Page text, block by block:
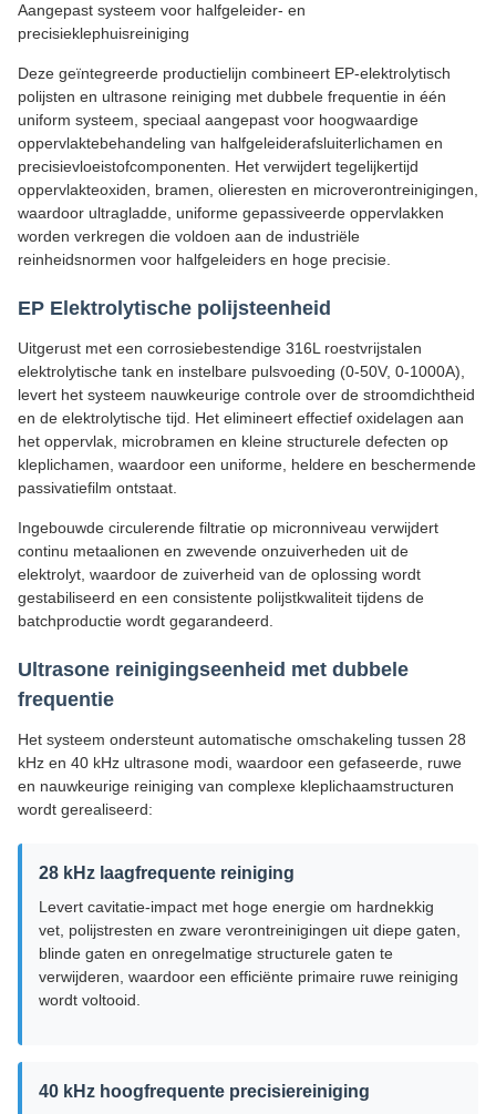
Aangepast systeem voor halfgeleider- en
precisieklephuisreiniging
Deze geïntegreerde productielijn combineert EP-elektrolytisch
polijsten en ultrasone reiniging met dubbele frequentie in één
uniform systeem, speciaal aangepast voor hoogwaardige
oppervlaktebehandeling van halfgeleiderafsluiterlichamen en
precisievloeistofcomponenten. Het verwijdert tegelijkertijd
oppervlakteoxiden, bramen, olieresten en microverontreinigingen,
waardoor ultragladde, uniforme gepassiveerde oppervlakken
worden verkregen die voldoen aan de industriële
reinheidsnormen voor halfgeleiders en hoge precisie.
EP Elektrolytische polijsteenheid
Uitgerust met een corrosiebestendige 316L roestvrijstalen
elektrolytische tank en instelbare pulsvoeding (0-50V, 0-1000A),
levert het systeem nauwkeurige controle over de stroomdichtheid
en de elektrolytische tijd. Het elimineert effectief oxidelagen aan
het oppervlak, microbramen en kleine structurele defecten op
kleplichamen, waardoor een uniforme, heldere en beschermende
passivatiefilm ontstaat.
Ingebouwde circulerende filtratie op micronniveau verwijdert
continu metaalionen en zwevende onzuiverheden uit de
elektrolyt, waardoor de zuiverheid van de oplossing wordt
gestabiliseerd en een consistente polijstkwaliteit tijdens de
batchproductie wordt gegarandeerd.
Ultrasone reinigingseenheid met dubbele
frequentie
Het systeem ondersteunt automatische omschakeling tussen 28
kHz en 40 kHz ultrasone modi, waardoor een gefaseerde, ruwe
en nauwkeurige reiniging van complexe kleplichaamstructuren
wordt gerealiseerd:
28 kHz laagfrequente reiniging
Levert cavitatie-impact met hoge energie om hardnekkig
vet, polijstresten en zware verontreinigingen uit diepe gaten,
blinde gaten en onregelmatige structurele gaten te
verwijderen, waardoor een efficiënte primaire ruwe reiniging
wordt voltooid.
40 kHz hoogfrequente precisiereiniging